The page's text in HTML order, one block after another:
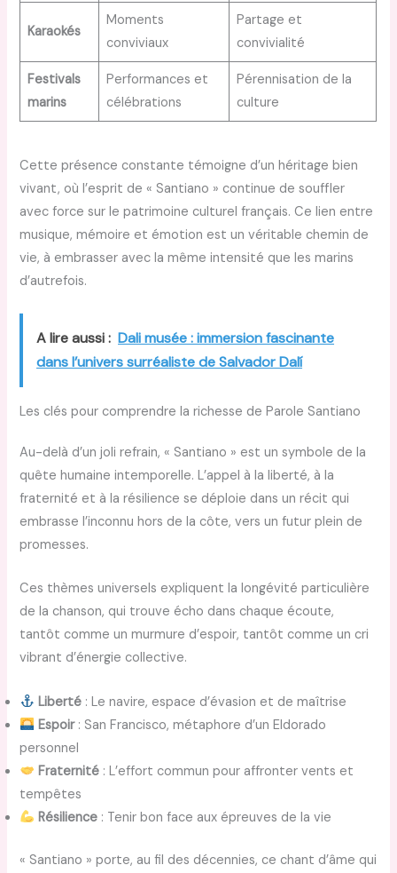
Karaokés
Moments
conviviaux
Partage et
convivialité
Festivals
marins
Performances et
célébrations
Pérennisation de la
culture
Cette présence constante témoigne d’un héritage bien
vivant, où l’esprit de « Santiano » continue de souffler
avec force sur le patrimoine culturel français. Ce lien entre
musique, mémoire et émotion est un véritable chemin de
vie, à embrasser avec la même intensité que les marins
d’autrefois.
A lire aussi : Dali musée : immersion fascinante
dans l’univers surréaliste de Salvador Dalí
Les clés pour comprendre la richesse de Parole Santiano
Au-delà d’un joli refrain, « Santiano » est un symbole de la
quête humaine intemporelle. L’appel à la liberté, à la
fraternité et à la résilience se déploie dans un récit qui
embrasse l’inconnu hors de la côte, vers un futur plein de
promesses.
Ces thèmes universels expliquent la longévité particulière
de la chanson, qui trouve écho dans chaque écoute,
tantôt comme un murmure d’espoir, tantôt comme un cri
vibrant d’énergie collective.
Liberté : Le navire, espace d’évasion et de maîtrise
Espoir: San Francisco, métaphore d’un Eldorado
personnel
Fraternité : L’effort commun pour affronter vents et
tempêtes
Résilience : Tenir bon face aux épreuves de la vie
« Santiano » porte, au fil des décennies, ce chant d’âme qui